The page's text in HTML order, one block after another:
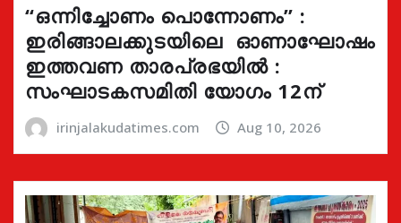
“ഒന്നിച്ചോണം പൊന്നോണം” :
ഇരിങ്ങാലക്കുടയിലെ ഓണാഘോഷം
ഇത്തവണ താരപ്രഭയിൽ :
സംഘാടകസമിതി യോഗം 12ന്
irinjalakudatimes.com Aug 10, 2026